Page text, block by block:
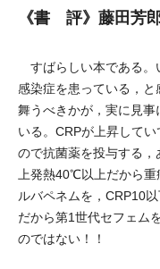
《書 評》藤田芳
すばらしい本である。
感染症を患っている，と
舞うべきかが，実に見事
いる。CRPが上昇して
ので抗菌薬を投与する，
上発熱40℃以上だから
ルバペネムを，CRP10
だから第1世代セフェム
のではない！！